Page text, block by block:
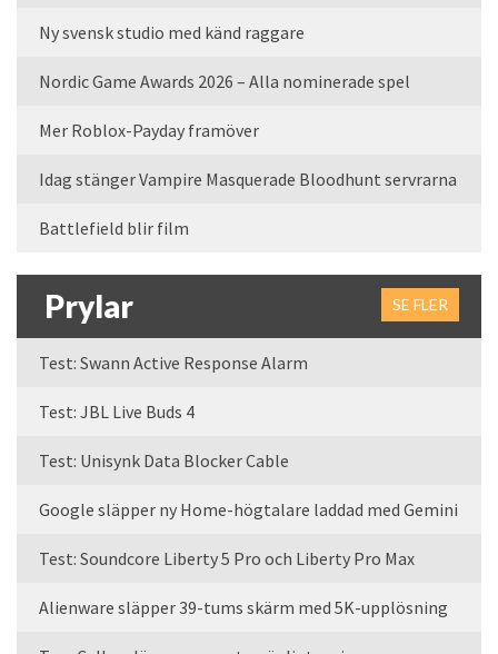
Ny svensk studio med känd raggare
Nordic Game Awards 2026 – Alla nominerade spel
Mer Roblox-Payday framöver
Idag stänger Vampire Masquerade Bloodhunt servrarna
Battlefield blir film
Prylar SE FLER
Test: Swann Active Response Alarm
Test: JBL Live Buds 4
Test: Unisynk Data Blocker Cable
Google släpper ny Home-högtalare laddad med Gemini
Test: Soundcore Liberty 5 Pro och Liberty Pro Max
Alienware släpper 39-tums skärm med 5K-upplösning